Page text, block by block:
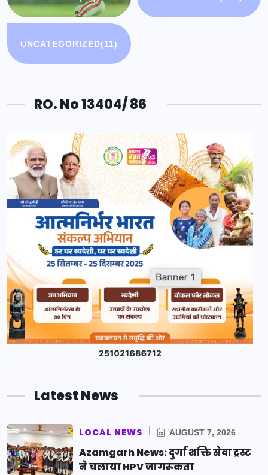
UNCATEGORIZED(11)
RO. No 13404/ 86
Latest News
LOCAL NEWS AUGUST 7, 2026
Azamgarh News: दुर्गा शक्ति सेवा ट्रस्ट
ने चलाया HPV जागरूकता